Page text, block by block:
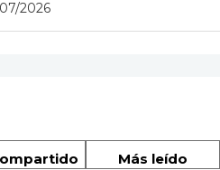
2026
Más leído